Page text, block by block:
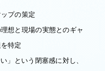
プの策定
想と現場の実態とのギャ
特定
」という閉塞感に対し、